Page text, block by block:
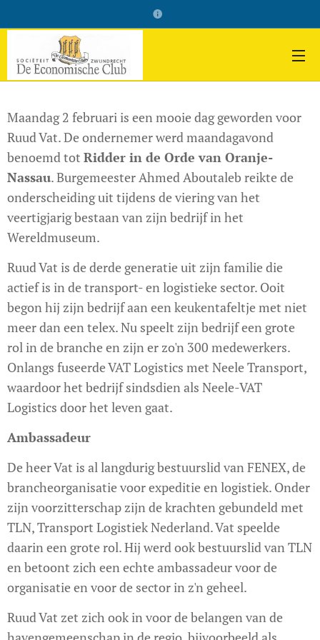
Maandag 2 februari is een mooie dag geworden voor
Ruud Vat. De ondernemer werd maandagavond
benoemd tot Ridder in de Orde van Oranje-
Nassau. Burgemeester Ahmed Aboutaleb reikte de
onderscheiding uit tijdens de viering van het
veertigjarig bestaan van zijn bedrijf in het
Wereldmuseum.
Ruud Vat is de derde generatie uit zijn familie die
actief is in de transport- en logistieke sector. Ooit
begon hij zijn bedrijf aan een keukentafeltje met niet
meer dan een telex. Nu speelt zijn bedrijf een grote
rol in de branche en zijn er zo'n 300 medewerkers.
Onlangs fuseerde VAT Logistics met Neele Transport,
waardoor het bedrijf sindsdien als Neele-VAT
Logistics door het leven gaat.
Ambassadeur
De heer Vat is al langdurig bestuurslid van FENEX, de
brancheorganisatie voor expeditie en logistiek. Onder
zijn voorzitterschap zijn de krachten gebundeld met
TLN, Transport Logistiek Nederland. Vat speelde
daarin een grote rol. Hij werd ook bestuurslid van TLN
en betoont zich een echte ambassadeur voor de
organisatie en voor de sector in z'n geheel.
Ruud Vat zet zich ook in voor de belangen van de